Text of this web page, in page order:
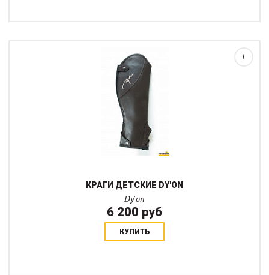
КРАГИ ДЕТСКИЕ DY'ON
Dy'on
6 200 руб
КУПИТЬ
i